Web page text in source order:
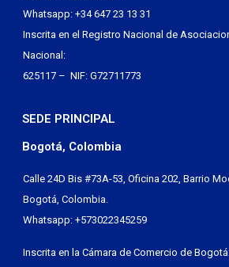
Whatsapp: +34 647 23 13 31
Inscrita en el Registro Nacional de
Nacional:
625117 – NIF: G72711773
SEDE PRINCIPAL
Bogotá, Colombia
Calle 24D Bis #73A-53, Oficina 202, Barrio
Bogotá, Colombia.
Whatsapp: +573022345259
Inscrita en la Cámara de Comercio de